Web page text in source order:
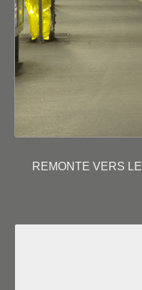
REMONTE VERS